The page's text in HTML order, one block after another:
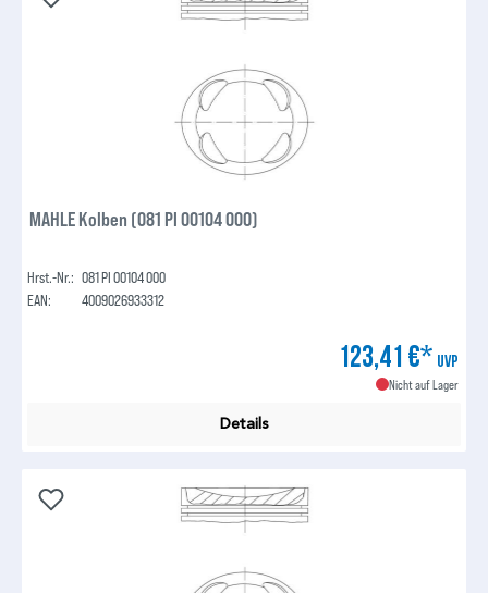
MAHLE Kolben (081 PI 00104 000)
Hrst.-Nr.: 081 PI 00104 000
EAN:
4009026933312
123,41 €* UVP
Nicht auf Lager
Details